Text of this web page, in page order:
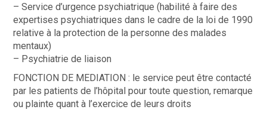
– Service d’urgence psychiatrique (habilité à faire des
expertises psychiatriques dans le cadre de la loi de 1990
relative à la protection de la personne des malades
mentaux)
– Psychiatrie de liaison
FONCTION DE MEDIATION : le service peut être contacté
par les patients de l’hôpital pour toute question, remarque
ou plainte quant à l’exercice de leurs droits